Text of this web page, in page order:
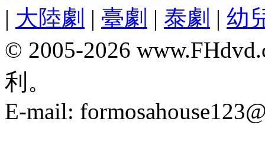
| 大陸劇 | 臺劇 | 泰劇 | 幼
© 2005-2026
利。
E-mail: